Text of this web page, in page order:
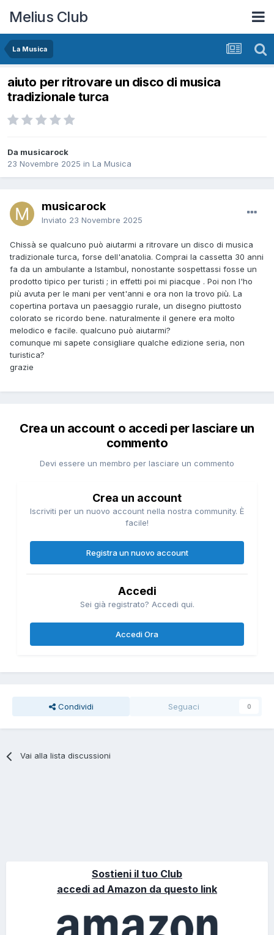
Melius Club
La Musica
aiuto per ritrovare un disco di musica
tradizionale turca
Da musicarock
23 Novembre 2025 in La Musica
musicarock
Inviato 23 Novembre 2025
Chissà se qualcuno può aiutarmi a ritrovare un disco di musica
tradizionale turca, forse dell'anatolia. Comprai la cassetta 30 anni
fa da un ambulante a Istambul, nonostante sospettassi fosse un
prodotto tipico per turisti ; in effetti poi mi piacque . Poi non l'ho
più avuta per le mani per vent'anni e ora non la trovo più. La
copertina portava un paesaggio rurale, un disegno piuttosto
colorato se ricordo bene. naturalmente il genere era molto
melodico e facile. qualcuno può aiutarmi?
comunque mi sapete consigliare qualche edizione seria, non
turistica?
grazie
Crea un account o accedi per lasciare un
commento
Devi essere un membro per lasciare un commento
Crea un account
Iscriviti per un nuovo account nella nostra community. È
facile!
Registra un nuovo account
Accedi
Sei già registrato? Accedi qui.
Accedi Ora
Condividi Seguaci 0
Vai alla lista discussioni
Sostieni il tuo Club
accedi ad Amazon da questo link